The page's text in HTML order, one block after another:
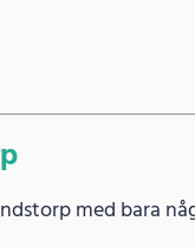
med bara